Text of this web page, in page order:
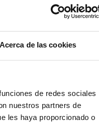
Acerca de las cookies
de redes sociales
nuestros partners de
les haya proporcionado o
o non aspettarsi nelle
due settimane di attesa prima
del test di gravidanza?